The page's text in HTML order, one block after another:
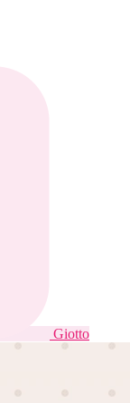
Giotto